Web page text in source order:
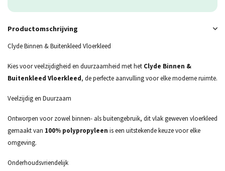
Productomschrijving
Clyde Binnen & Buitenkleed Vloerkleed
Kies voor veelzijdigheid en duurzaamheid met het Clyde Binnen &
Buitenkleed Vloerkleed, de perfecte aanvulling voor elke moderne ruimte.
Veelzijdig en Duurzaam
Ontworpen voor zowel binnen- als buitengebruik, dit vlak geweven vloerkleed
gemaakt van 100% polypropyleen is een uitstekende keuze voor elke
omgeving.
Onderhoudsvriendelijk